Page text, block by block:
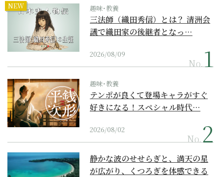
NEW 趣味･教養
三法師（織田秀信）とは？ 清洲会
議で織田家の後継者となっ…
2026/08/09
No.
趣味･教養
テンポが良くて登場キャラがすぐ
好きになる！スペシャル時代…
2026/08/02
No.
静かな波のせせらぎと、満天の星
が広がり、くつろぎを体感できる